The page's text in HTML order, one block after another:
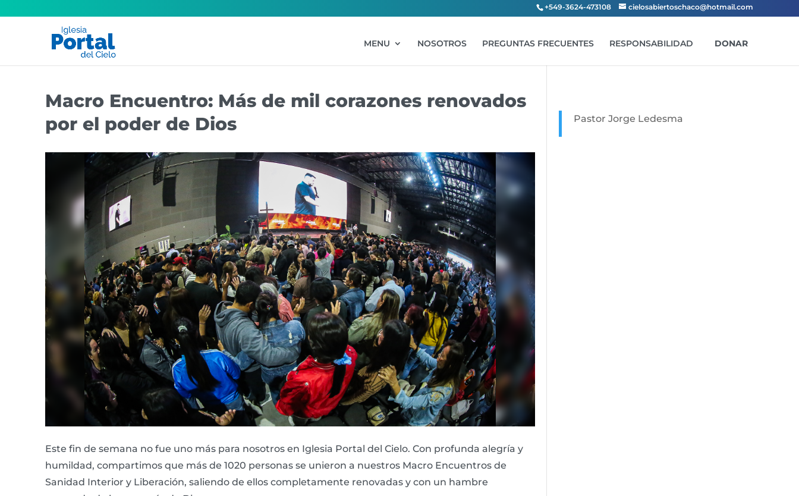
+549-3624-473108 cielosabiertoschaco@hotmail.com
MENU NOSOTROS PREGUNTAS FRECUENTES RESPONSABILIDAD DONAR
Macro Encuentro: Más de mil corazones renovados
por el poder de Dios
Este fin de semana no fue uno más para nosotros en Iglesia Portal del Cielo. Con profunda alegría y
humildad, compartimos que más de 1020 personas se unieron a nuestros Macro Encuentros de
Sanidad Interior y Liberación, saliendo de ellos completamente renovadas y con un hambre
Pastor Jorge Ledesma